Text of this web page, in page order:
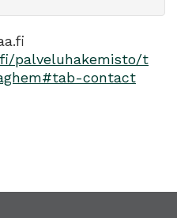
palveluhakemisto/t
contact